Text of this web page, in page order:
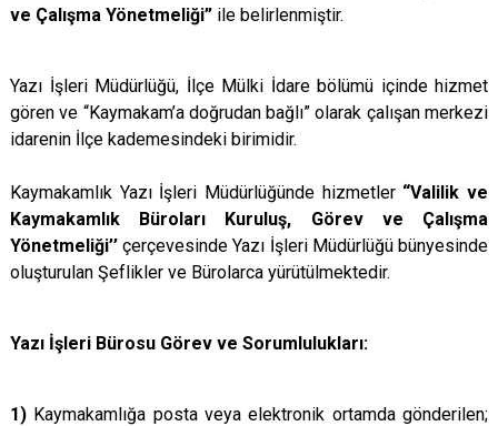
ve Çalışma Yönetmeliği” ile belirlenmiştir.
Yazı İşleri Müdürlüğü, İlçe Mülki İdare bölümü içinde hizmet
gören ve “Kaymakam’a doğrudan bağlı” olarak çalışan merkezi
idarenin İlçe kademesindeki birimidir.
Kaymakamlık Yazı İşleri Müdürlüğünde hizmetler “Valilik ve
Kaymakamlık Büroları Kuruluş, Görev ve Çalışma
Yönetmeliği’’ çerçevesinde Yazı İşleri Müdürlüğü bünyesinde
oluşturulan Şeflikler ve Bürolarca yürütülmektedir.
Yazı İşleri Bürosu Görev ve Sorumlulukları:
1) Kaymakamlığa posta veya elektronik ortamda gönderilen;